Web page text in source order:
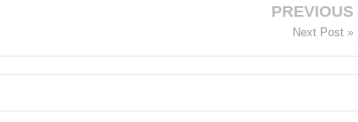
PREVIOUS
Next Post »